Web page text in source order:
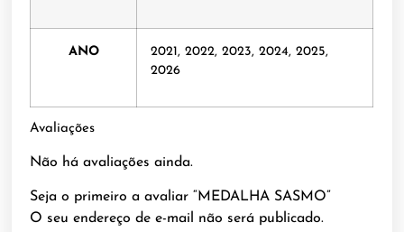
ANO
2021, 2022, 2023, 2024, 2025,
2026
Avaliações
Não há avaliações ainda.
Seja o primeiro a avaliar “MEDALHA SASMO”
O seu endereço de e-mail não será publicado.